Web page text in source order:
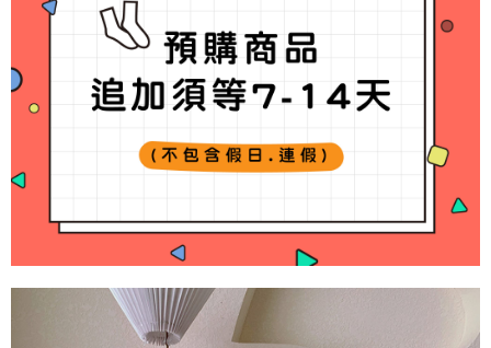
每筆NT$125，滿NT$1,500(含以上)免運費
香港澳門地區